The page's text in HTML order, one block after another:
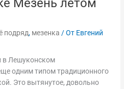
Мезень летом
подряд, мезенка / От Евгений
в Лешуконском
одним типом традиционного
Это вытянутое, довольно